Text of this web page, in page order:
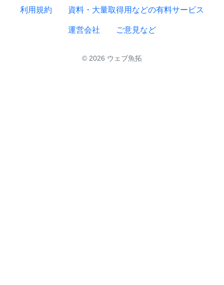
利用規約 資料・大量取得用などの有料サービス
運営会社 ご意見など
© 2026 ウェブ魚拓